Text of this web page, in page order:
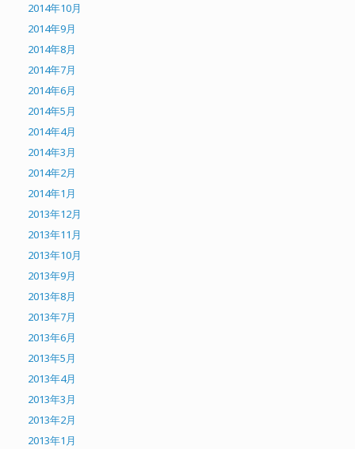
2014年10月
2014年9月
2014年8月
2014年7月
2014年6月
2014年5月
2014年4月
2014年3月
2014年2月
2014年1月
2013年12月
2013年11月
2013年10月
2013年9月
2013年8月
2013年7月
2013年6月
2013年5月
2013年4月
2013年3月
2013年2月
2013年1月